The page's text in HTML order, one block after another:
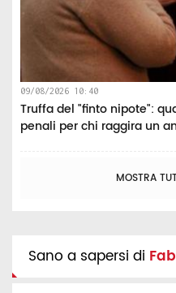
09/08/2026 10:40
Truffa del "finto nipote":
penali per chi raggira un
MOSTRA
Sano a sapersi di